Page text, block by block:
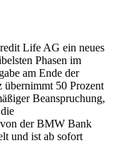
Life AG ein neues
Phasen im
am Ende der
übernimmt 50 Prozent
Beanspruchung,
von der BMW Bank
und ist ab sofort